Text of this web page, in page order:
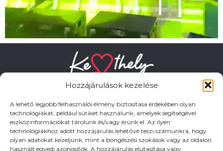
Hozzájárulások kezelése
A lehető legjobb felhasználói élmény biztosítása érdekében olyan
technológiákat, például sütiket használunk, amelyek segítségével
eszközinformációkat tárolunk és/vagy érünk el. Az ilyen
technológiákhoz adott hozzájárulás lehetővé teszi számunkra, hogy
olyan adatokat kezeljünk, mint a böngészési szokások vagy az oldalon
használt egyedi azonosítók. A hozzájárulás elutasítása vagy
HASZNOS LINKEK